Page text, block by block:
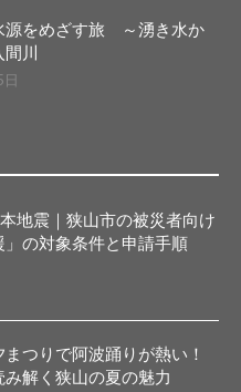
源をめざす旅 ～湧き水か
川
地震｜狭山市の被災者向け
」の対象条件と申請手順
まつりで阿波踊りが熱い！
み解く狭山の夏の魅力